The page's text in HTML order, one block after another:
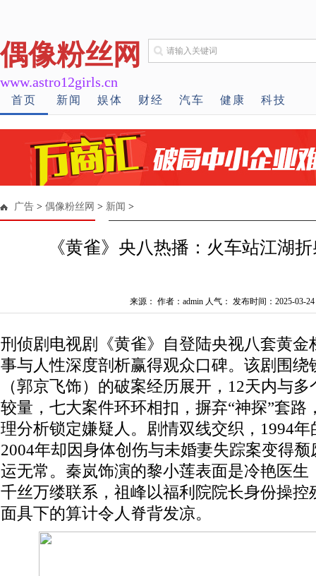
偶像粉丝网
www.astro12girls.cn
首页 新闻 娱体 财经 汽车 健康 科技
广告 > 偶像粉丝网 > 新闻 >
《黄雀》央八热播：火车站江湖
来源： 作者：admin 人气： 发布时间：2025-03-24
刑侦剧电视剧《黄雀》自登陆央视八套黄金
事与人性深度剖析赢得观众口碑。该剧围绕
（郭京飞饰）的破案经历展开，12天内与
较量，七大案件环环相扣，摒弃“神探”套路
理分析锁定嫌疑人。剧情双线交织，1994
2004年却因身体创伤与未婚妻失踪案变得
运无常。秦岚饰演的黎小莲表面是冷艳医生
千丝万缕联系，祖峰以福利院院长身份操控
面具下的算计令人脊背发凉。